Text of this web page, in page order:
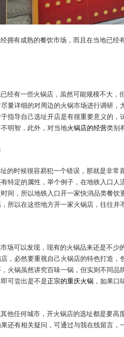
拥有成熟的餐饮市场，而且在当地已经
经有一些火锅店，虽然可能规模不大，
量详细的对周边的火锅市场进行调研，
指导自己选址开店是有很重要意义的，
明智，此外，对当地火锅店的经营类别
的时候很容易犯一个错误，那就是非常
特定的属性，举个例子，在地铁入口人
间，所以地铁入口开一家快消品类餐饮
所以在这些地方开一家火锅店，往往并
场可以发现，现有的火锅品来还是不少
，必然要重视自己火锅店的特色打造，
火锅虽然讲究百味一锅，但实则不同品
可尝出是不是正宗的重庆火锅，如果口
他任何城市，开火锅店的选址都是要高
还有相关疑问，可通过与我在线留言，